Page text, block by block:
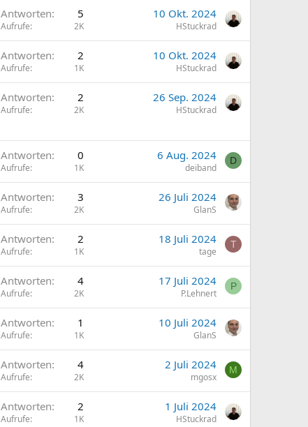
Antworten 5
Aufrufe 2K
10 Okt. 2024
HStuckrad
Antworten 2
Aufrufe 1K
10 Okt. 2024
HStuckrad
Antworten 2
Aufrufe 2K
26 Sep. 2024
HStuckrad
Antworten 0
Aufrufe 1K
6 Aug. 2024
deiband
D
Antworten 3
Aufrufe 2K
26 Juli 2024
GlanS
Antworten 2
Aufrufe 1K
18 Juli 2024
tage
T
Antworten 4
Aufrufe 2K
17 Juli 2024
P.Lehnert
P
Antworten 1
Aufrufe 1K
10 Juli 2024
GlanS
Antworten 4
Aufrufe 2K
2 Juli 2024
mgosx
M
Antworten 2
Aufrufe 1K
1 Juli 2024
HStuckrad